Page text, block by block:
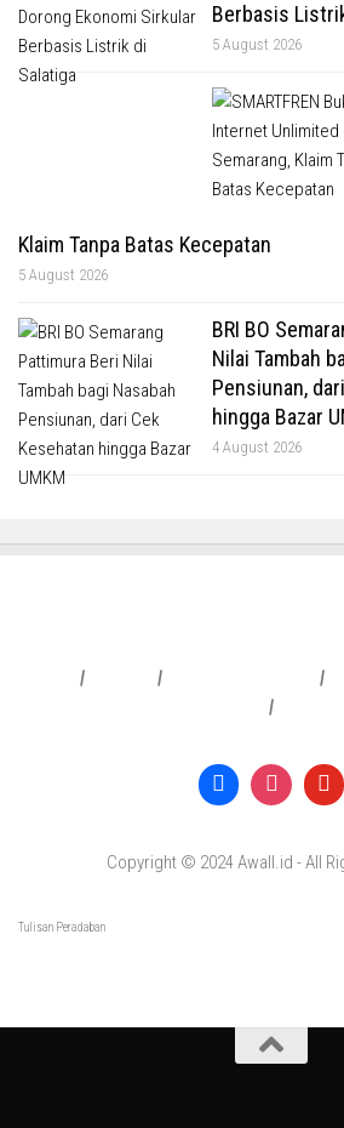
Berbasis
5 August 2026
Klaim Tanpa Batas Kecepatan
5 August 2026
BRI BO
Nilai Tambah
Pensiunan,
hingga Bazar
4 August 2026
| | |
|
Copyright © 2024 Awall.id - All
Tulisan Peradaban